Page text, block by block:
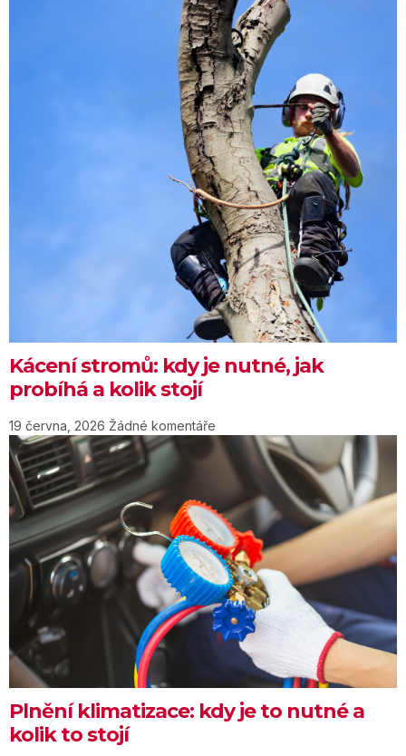
Kácení stromů: kdy je nutné, jak
probíhá a kolik stojí
19 června, 2026 Žádné komentáře
Plnění klimatizace: kdy je to nutné a
kolik to stojí